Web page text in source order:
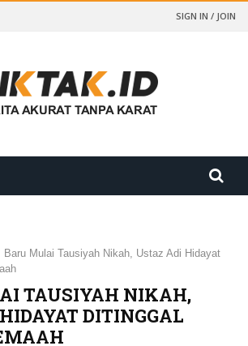
SIGN IN / JOIN
Baru Mulai Tausiyah Nikah, Ustaz Adi Hidayat
TAUSIYAH NIKAH,
DITINGGAL